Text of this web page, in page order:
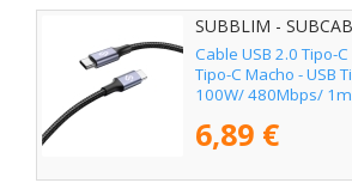
SUBBLIM -
Cable USB 2.0 Tipo-
Tipo-C Macho - USB
100W/ 480Mbps/
6,89 €